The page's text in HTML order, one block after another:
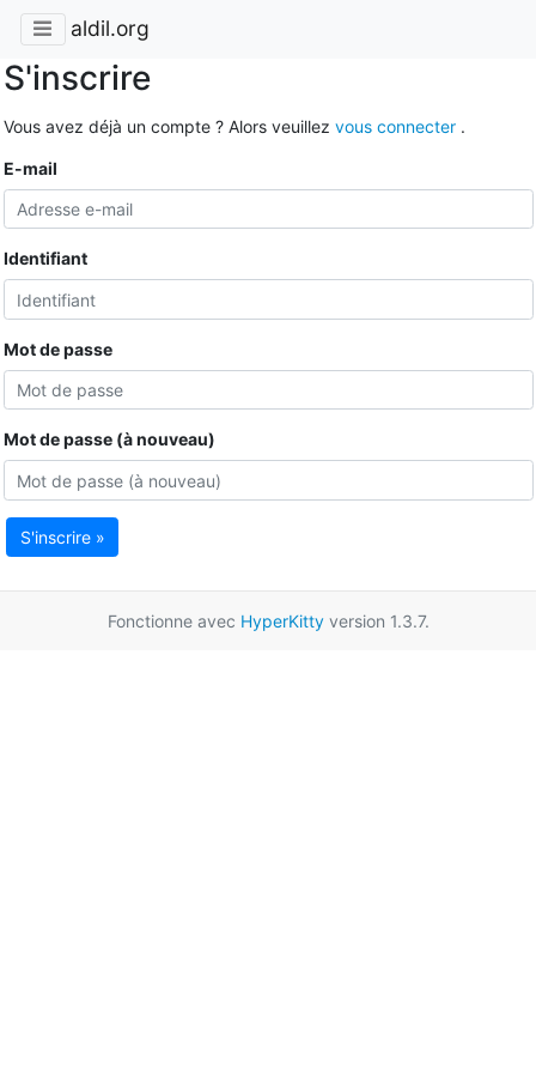
aldil.org
S'inscrire
Vous avez déjà un compte ? Alors veuillez vous connecter .
E-mail
Identifiant
Mot de passe
Mot de passe (à nouveau)
S'inscrire »
Fonctionne avec HyperKittyversion 1.3.7.